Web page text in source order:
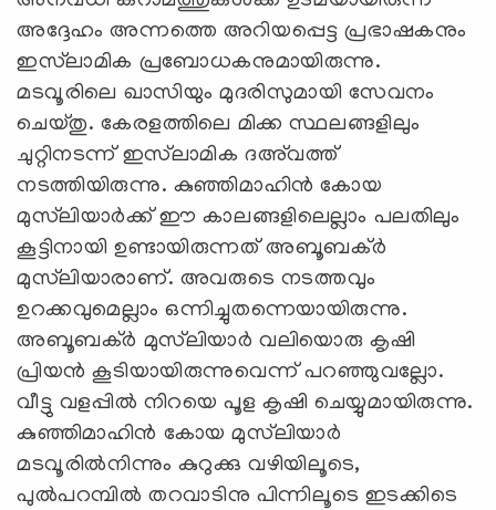
അദ്ദേഹം അന്നത്തെ അറിയപ്പെട്ട പ്രഭാഷകനും
ഇസ്‌ലാമിക പ്രബോധകനുമായിരുന്നു.
മടവൂരിലെ ഖാസിയും മുദരിസുമായി സേവനം
ചെയ്തു. കേരളത്തിലെ മിക്ക സ്ഥലങ്ങളിലും
ചുറ്റിനടന്ന് ഇസ്‌ലാമിക ദഅ്‌വത്ത്
നടത്തിയിരുന്നു. കുഞ്ഞിമാഹിന്‍ കോയ
മുസ്‌ലിയാര്‍ക്ക് ഈ കാലങ്ങളിലെല്ലാം പലതിലും
കൂട്ടിനായി ഉണ്ടായിരുന്നത് അബൂബക്ര്‍
മുസ്‌ലിയാരാണ്. അവരുടെ നടത്തവും
ഉറക്കവുമെല്ലാം ഒന്നിച്ചുതന്നെയായിരുന്നു.
അബൂബക്ര്‍ മുസ്‌ലിയാര്‍ വലിയൊരു കൃഷി
പ്രിയന്‍ കൂടിയായിരുന്നുവെന്ന് പറഞ്ഞുവല്ലോ.
വീട്ടു വളപ്പില്‍ നിറയെ പൂള കൃഷി ചെയ്യുമായിരുന്നു.
കുഞ്ഞിമാഹിന്‍ കോയ മുസ്‌ലിയാര്‍
മടവൂരില്‍നിന്നും കുറുക്കു വഴിയിലൂടെ,
പുല്‍പറമ്പില്‍ തറവാടിനു പിന്നിലൂടെ ഇടക്കിടെ